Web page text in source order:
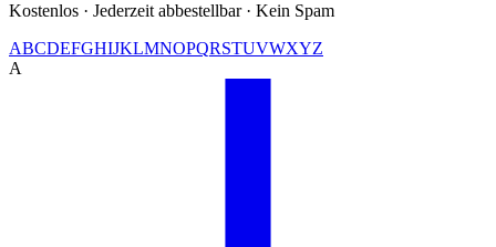
Kostenlos · Jederzeit abbestellbar · Kein Spam
ABCDEFGHIJKLMNOPQRSTUVWXYZ
A